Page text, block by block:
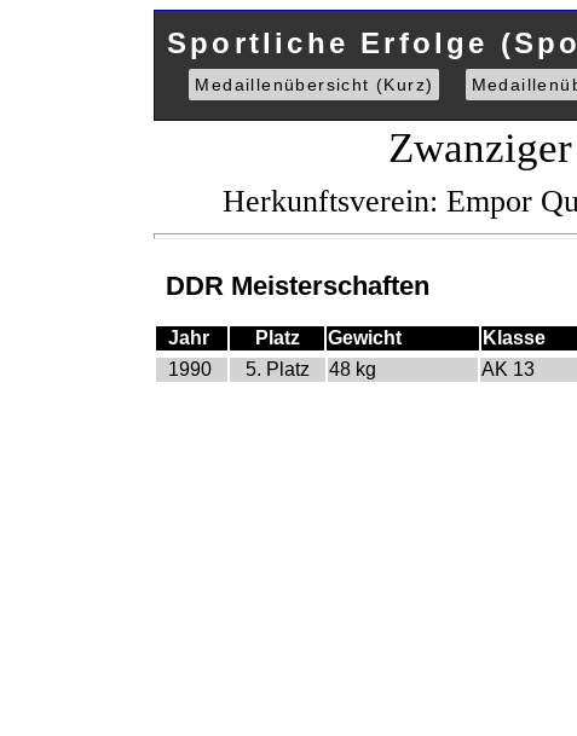
Sportliche Erfolge
Medaillenübersicht (Kurz)
Zwanziger
Herkunftsverein: Empor
DDR Meisterschaften
Jahr Platz Gewicht Klasse
1990
5. Platz 48 kg AK 13